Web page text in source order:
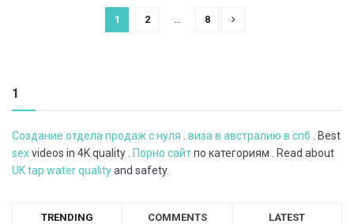
1 2 … 8
1
Создание отдела продаж с нуля виза в австралию в спб . Best
sexvideos in 4K quality . Порно сайтпо категориям . Read about
UK tap water qualityand safety.
TRENDING COMMENTS LATEST